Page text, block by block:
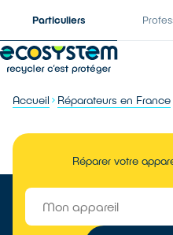
Particuliers
Accueil Réparateurs en France
Réparer votre